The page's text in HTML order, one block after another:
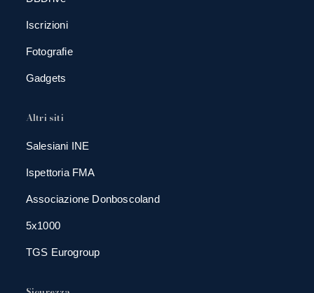
Iscrizioni
Fotografie
Gadgets
Altri siti
Salesiani INE
Ispettoria FMA
Associazione Donboscoland
5x1000
TGS Eurogroup